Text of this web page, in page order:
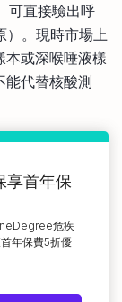
可直接驗出呼
。現時市場上
本或深喉唾液樣
能代替核酸測
享首年保
危疾
年保費5折優